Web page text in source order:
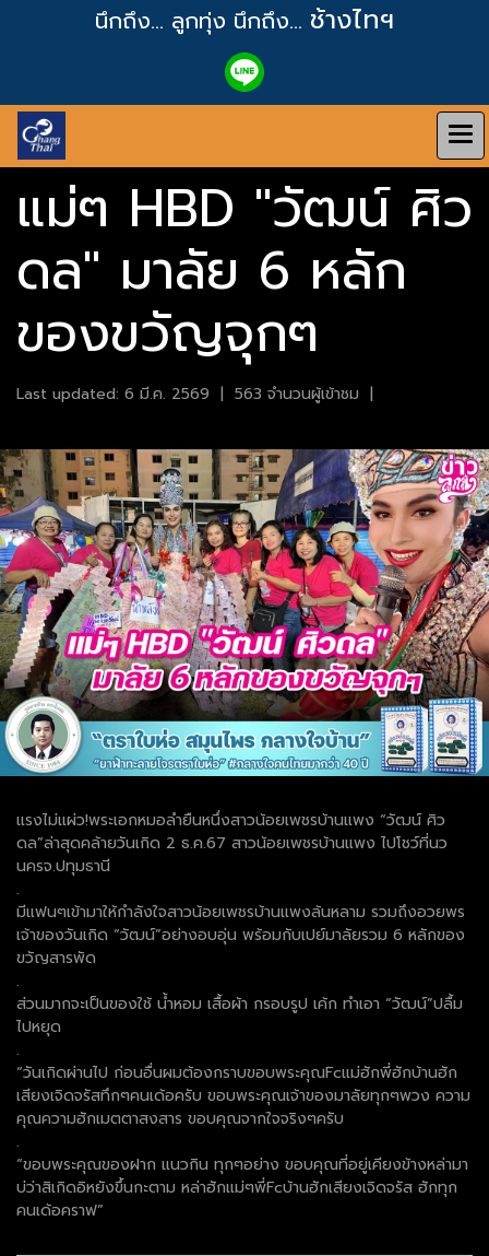
นึกถึง... ลูกทุ่ง นึกถึง... ช้างไทฯ
แม่ๆ HBD "วัฒน์ ศิว
ดล" มาลัย 6 หลัก
ของขวัญจุกๆ
Last updated: 6 มี.ค. 2569 | 563 จำนวนผู้เข้าชม |
แรงไม่แผ่ว!พระเอกหมอลำยืนหนึ่งสาวน้อยเพชรบ้านแพง “วัฒน์ ศิว
ดล”ล่าสุดคล้ายวันเกิด 2 ธ.ค.67 สาวน้อยเพชรบ้านแพง ไปโชว์ที่นว
นครจ.ปทุมธานี
.
มีแฟนๆเข้ามาให้กำลังใจสาวน้อยเพชรบ้านแพงล้นหลาม รวมถึงอวยพร
เจ้าของวันเกิด “วัฒน์”อย่างอบอุ่น พร้อมกับเปย์มาลัยรวม 6 หลักของ
ขวัญสารพัด
.
ส่วนมากจะเป็นของใช้ น้ำหอม เสื้อผ้า กรอบรูป เค้ก ทำเอา “วัฒน์”ปลื้ม
ไปหยุด
.
“วันเกิดผ่านไป ก่อนอื่นผมต้องกราบขอบพระคุณFcแม่ฮักพี่ฮักบ้านฮัก
เสียงเจิดจรัสทึกๆคนเด้อครับ ขอบพระคุณเจ้าของมาลัยทุกๆพวง ความ
คุณความฮักเมตตาสงสาร ขอบคุณจากใจจริงๆครับ
.
“ขอบพระคุณของฝาก แนวกิน ทุกๆอย่าง ขอบคุณที่อยู่เคียงข้างหล่ามา
บ่ว่าสิเกิดอิหยังขึ้นกะตาม หล่าฮักแม่ๆพี่Fcบ้านฮักเสียงเจิดจรัส ฮักทุก
คนเด้อคราฟ”